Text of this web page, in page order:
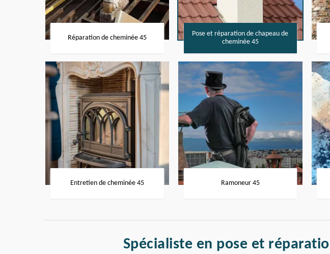
Réparation de cheminée 45
Pose et réparation de chapeau de
cheminée 45
Entretien de cheminée 45 Ramoneur 45
Spécialiste en pose et